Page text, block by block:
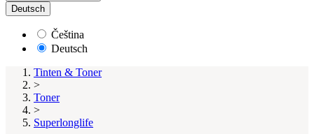
Deutsch
Čeština
Deutsch
Tinten & Toner
>
Toner
>
Superlonglife